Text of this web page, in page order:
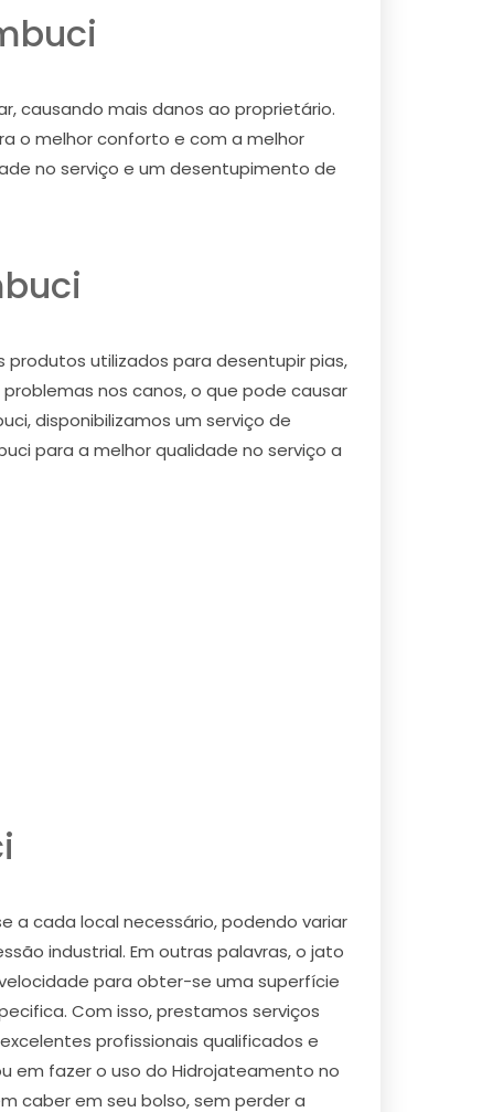
causando mais danos ao proprietário.
o melhor conforto e com a melhor
no serviço e um desentupimento de
utilizados para desentupir pias,
nos canos, o que pode causar
disponibilizamos um serviço de
para a melhor qualidade no serviço a
a cada local necessário, podendo variar
industrial. Em outras palavras, o jato
para obter-se uma superfície
Com isso, prestamos serviços
profissionais qualificados e
em fazer o uso do Hidrojateamento no
caber em seu bolso, sem perder a